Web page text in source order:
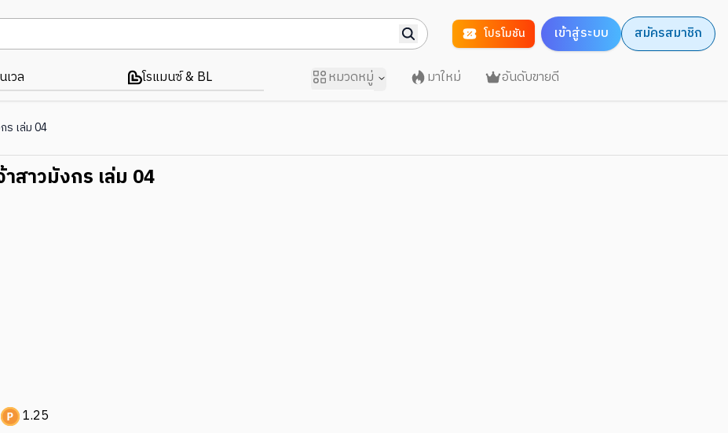
โปรโมชัน เข้าสู่ระบบ สมัครสมาชิก
เวล โรแมนซ์ & BL หมวดหมู่ มาใหม่ อันดับขายดี
ร เล่ม 04
าสาวมังกร เล่ม 04
1.25